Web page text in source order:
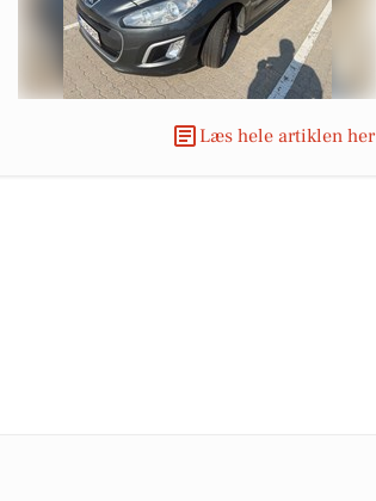
Læs hele artiklen her